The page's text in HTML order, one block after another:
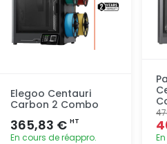
Elegoo Centauri
Carbon 2 Combo
365,83 € HT
En cours de réappro.